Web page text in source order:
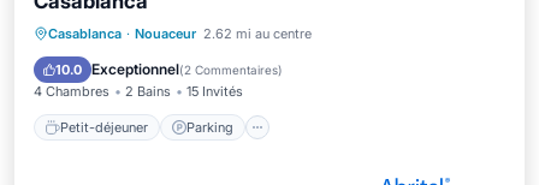
Casablanca · Nouaceur 2.62 mi au centre
10.0 Exceptionnel(2 Commentaires)
4 Chambres 2 Bains 15 Invités
Petit-déjeuner Parking
Petit-déjeuner Parking
Balcon/Terrasse